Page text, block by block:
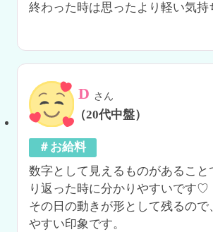
終わった時は思ったより軽い気持
D さん
（20代中盤）
＃お給料
数字として見えるものがあること
り返った時に分かりやすいです♡
その日の動きが形として残るので
やすい印象です。